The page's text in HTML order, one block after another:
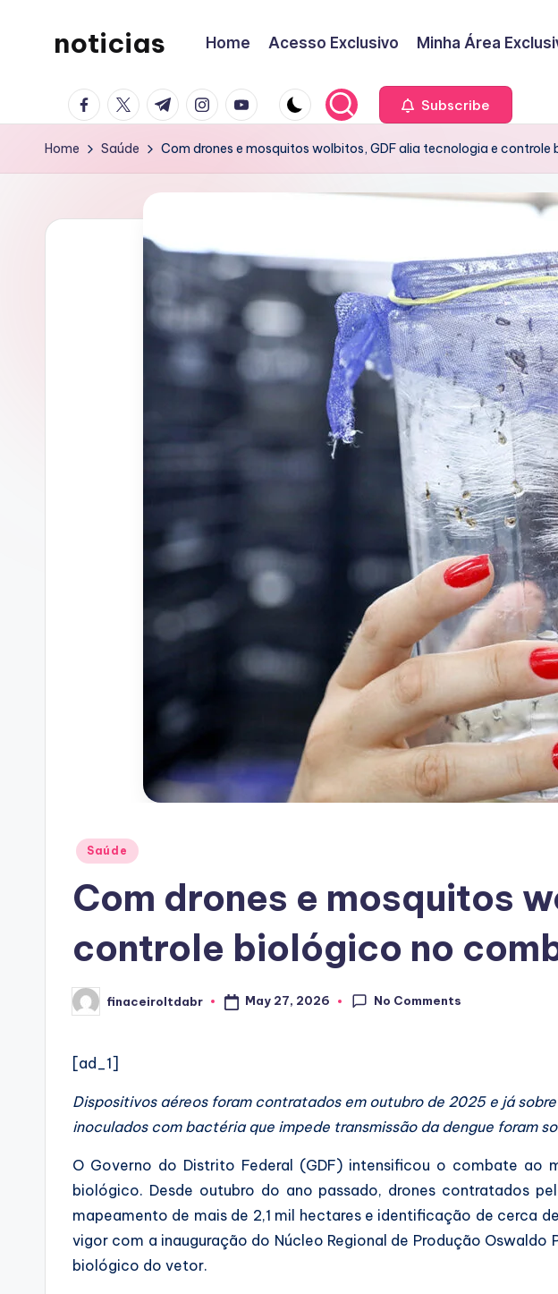
noticias Home Acesso Exclusivo Minha Área
facebook.com
twitter.com
t.me instagram.com
youtube.com Subscribe
Home Saúde Com drones e mosquitos wolbitos, GDF alia tecnologia e
Posted
Saúde
Com drones e mosquitos
controle biológico no
Posted
by
finaceiroltdabr May 27, 2026 No Comments
[ad_1]
Dispositivos aéreos foram contratados em outubro de 2025 e já
inoculados com bactéria que impede transmissão da dengue foram
O Governo do Distrito Federal (GDF) intensificou o combate ao
biológico. Desde outubro do ano passado, drones contratados
mapeamento de mais de 2,1 mil hectares e identificação de cerca
vigor com a inauguração do Núcleo Regional de Produção
biológico do vetor.